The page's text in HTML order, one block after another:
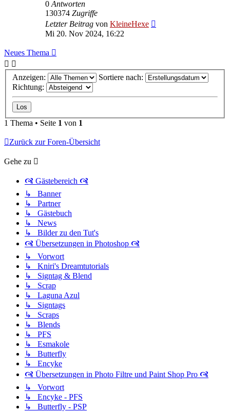
0 Antworten
130374 Zugriffe
Letzter Beitrag von KleineHexe
Mi 20. Nov 2024, 16:22
Neues Thema
Anzeigen:
Sortiere nach:
Richtung:
1 Thema • Seite 1 von 1
Zurück zur Foren-Übersicht
Gehe zu
🙧 Gästebereich 🙧
↳ Banner
↳ Partner
↳ Gästebuch
↳ News
↳ Bilder zu den Tut's
🙧 Übersetzungen in Photoshop 🙧
↳ Vorwort
↳ Kniri's Dreamtutorials
↳ Signtag & Blend
↳ Scrap
↳ Laguna Azul
↳ Signtags
↳ Scraps
↳ Blends
↳ PFS
↳ Esmakole
↳ Butterfly
↳ Encyke
🙧 Übersetzungen in Photo Filtre und Paint Shop Pro 🙧
↳ Vorwort
↳ Encyke - PFS
↳ Butterfly - PSP